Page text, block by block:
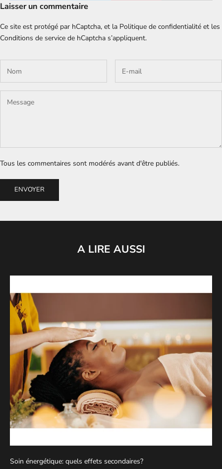
Laisser un commentaire
Ce site est protégé par hCaptcha, et la Politique de confidentialité et les
Conditions de service de hCaptcha s’appliquent.
Tous les commentaires sont modérés avant d'être publiés.
ENVOYER
A LIRE AUSSI
Soin énergétique: quels effets secondaires?